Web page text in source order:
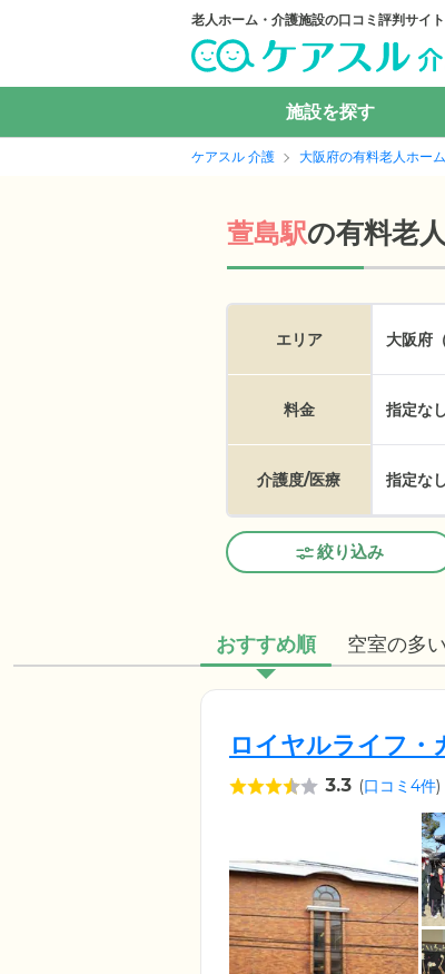
老人ホーム・介護施設の口コミ評判サイト
施設を探す
ケアスル 介護 大阪府の有料老人ホー
萱島駅の有料老
エリア 大阪府
料金 指定な
介護度/医療 指定な
絞り込み
おすすめ順 空室の多
ロイヤルライフ・
3.3 (口コミ4件)